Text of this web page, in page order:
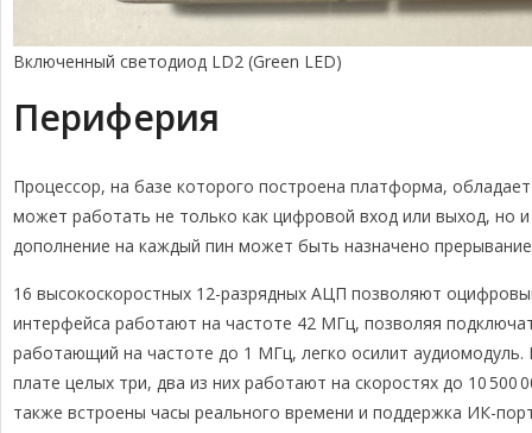
Включенный светодиод LD2 (Green LED)
Периферия
Процессор, на базе которого построена платформа,
может работать не только как цифровой вход или выход, но
дополнение на каждый пин может быть назначено
16 высокоскоростных 12-разрядных АЦП позволяют
интерфейса работают на частоте 42 МГц, позволяя
работающий на частоте до 1 МГц, легко осилит
плате целых три, два из них работают на скоростях до 10
также встроены часы реального времени и поддержка ИК-